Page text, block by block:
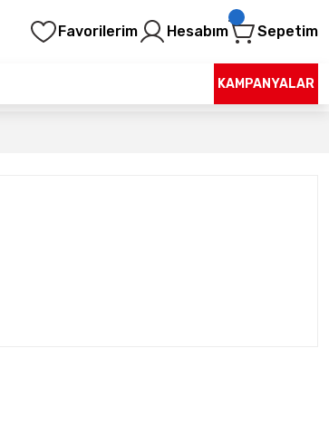
Favorilerim Hesabım Sepetim
KAMPANYALAR